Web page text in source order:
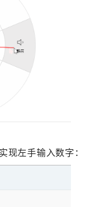
现左手输入数字：